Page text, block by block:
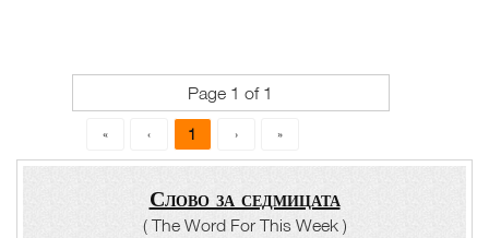
Page 1 of 1
« ‹ 1 › »
Слово за седмицата
( The Word For This Week )